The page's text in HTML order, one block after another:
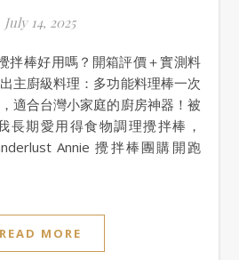
July 14, 2025
主廚級料理：多功能料理棒一次
適合台灣小家庭的廚房神器！被
長期愛用得食物調理攪拌棒，
Annie 攪拌棒團購開跑
READ MORE